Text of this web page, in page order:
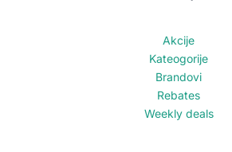
Akcije
Kateogorije
Brandovi
Rebates
Weekly deals